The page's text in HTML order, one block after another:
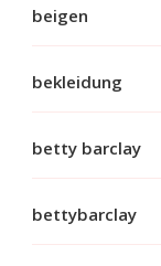
beigen
bekleidung
betty barclay
bettybarclay